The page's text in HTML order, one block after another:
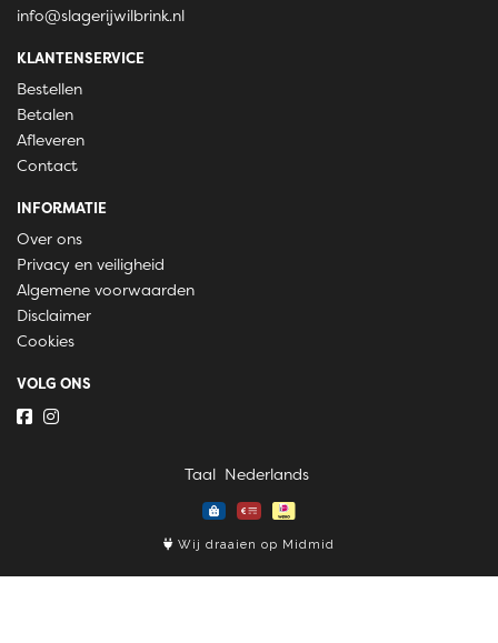
info@slagerijwilbrink.nl
KLANTENSERVICE
Bestellen
Betalen
Afleveren
Contact
INFORMATIE
Over ons
Privacy en veiligheid
Algemene voorwaarden
Disclaimer
Cookies
VOLG ONS
Taal
Wij draaien op Midmid